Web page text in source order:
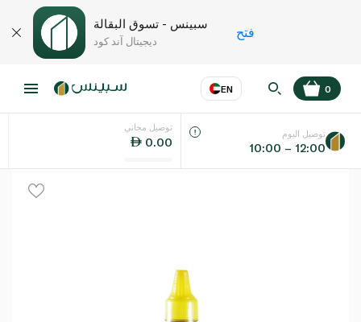
سبينس - تسوق البقالة
ديجيتال آند كود
فتح
EN
اللغة عر
0
توصيل مجاني
0.00
توصيل اليوم
10:00 – 12:00